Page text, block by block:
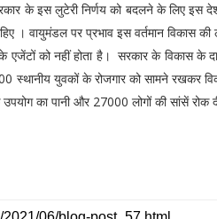
के इस लुटेरी निर्णय को बदलने के लिए इस
। वायुमंडल पर प्रभाव इस वर्तमान विकास
को नहीं होता है। सरकार के विकास के
युवकों के रोजगार को सामने रखकर
का पानी और 27000 लोगों की सांसें रोक